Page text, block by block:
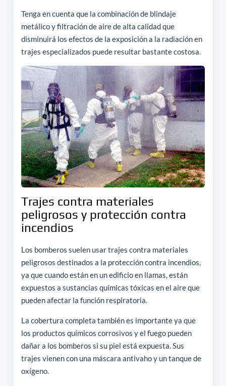
Tenga en cuenta que la combinación de blindaje
metálico y filtración de aire de alta calidad que
disminuirá los efectos de la exposición a la radiación en
trajes especializados puede resultar bastante costosa.
Trajes contra materiales
peligrosos y protección contra
incendios
Los bomberos suelen usar trajes contra materiales
peligrosos destinados a la protección contra incendios,
ya que cuando están en un edificio en llamas, están
expuestos a sustancias químicas tóxicas en el aire que
pueden afectar la función respiratoria.
La cobertura completa también es importante ya que
los productos químicos corrosivos y el fuego pueden
dañar a los bomberos si su piel está expuesta. Sus
trajes vienen con una máscara antivaho y un tanque de
oxígeno.